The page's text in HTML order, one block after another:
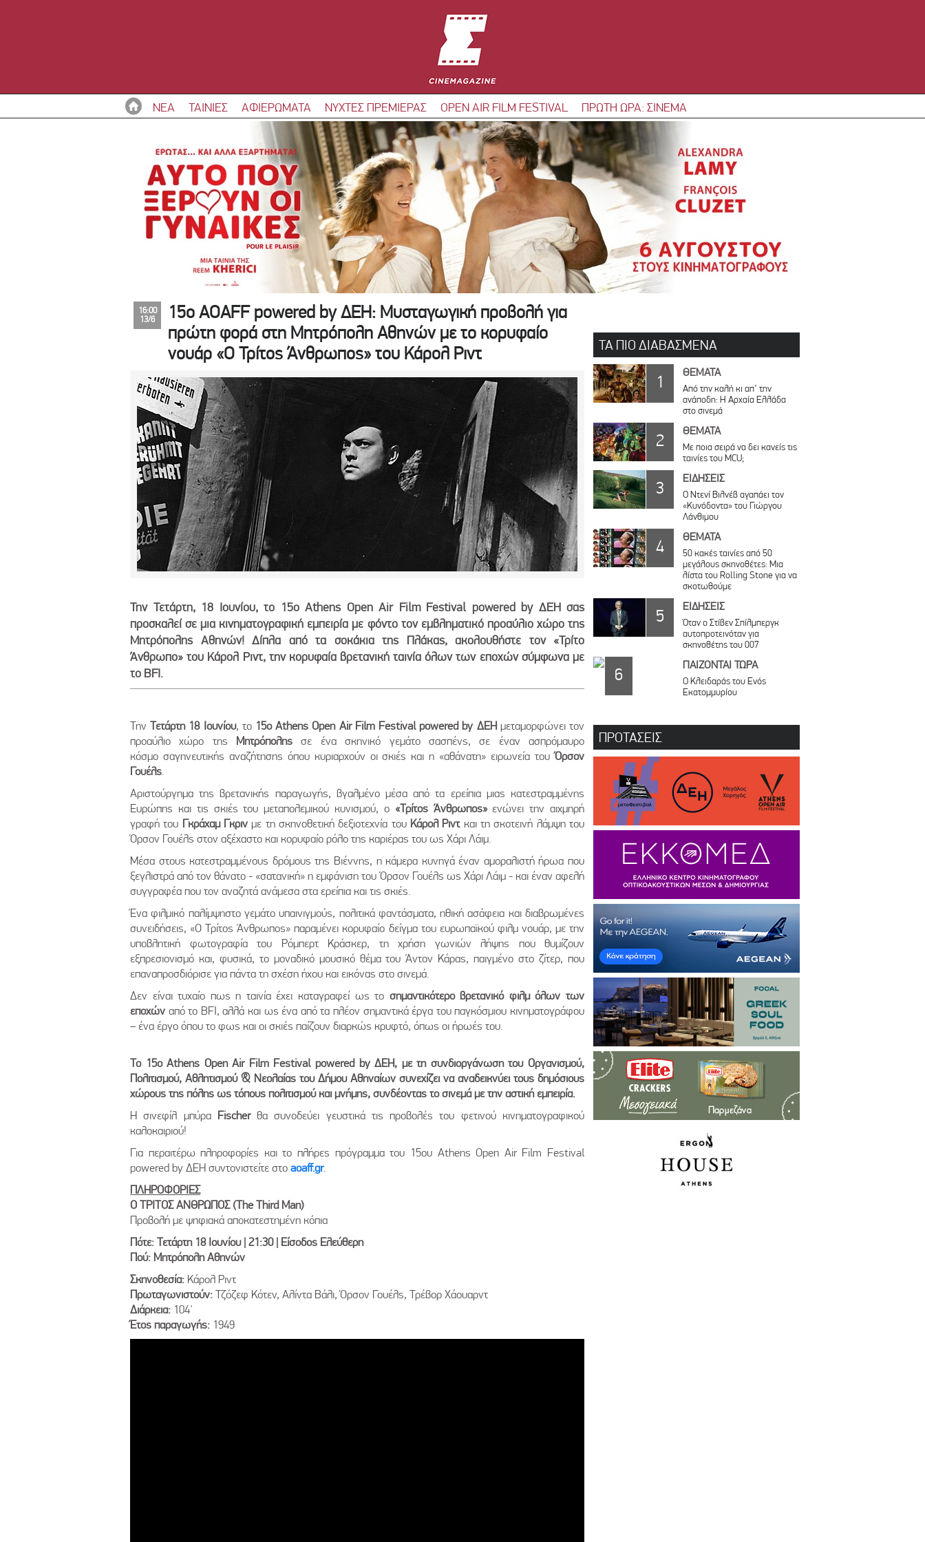
ΝΕΑ ΤΑΙΝΙΕΣ ΑΦΙΕΡΩΜΑΤΑ ΝΥΧΤΕΣ ΠΡΕΜΙΕΡΑΣ OPEN AIR FILM FESTIVAL ΠΡΩΤΗ ΩΡΑ: ΣΙΝΕΜΑ
16:00
13/6
15ο AOAFF powered by ΔΕΗ: Μυσταγωγική προβολή για
πρώτη φορά στη Μητρόπολη Αθηνών με το κορυφαίο
νουάρ «Ο Τρίτος Άνθρωπος» του Κάρολ Ριντ
Την Τετάρτη, 18 Ιουνίου, το 15ο Athens Open Air Film Festival powered by ΔΕΗ σας
προσκαλεί σε μια κινηματογραφική εμπειρία με φόντο τον εμβληματικό προαύλιο χώρο της
Μητρόπολης Αθηνών! Δίπλα από τα σοκάκια της Πλάκας, ακολουθήστε τον «Τρίτο
Άνθρωπο» του Κάρολ Ριντ, την κορυφαία βρετανική ταινία όλων των εποχών σύμφωνα με
το BFI.
ΤηνΤετάρτη 18 Ιουνίου, το 15ο Athens Open Air Film Festival powered by ΔΕΗμεταμορφώνει τον
προαύλιο χώρο της Μητρόποληςσε ένα σκηνικό γεμάτο σασπένς, σε έναν ασπρόμαυρο
κόσμο σαγηνευτικής αναζήτησης όπου κυριαρχούν οι σκιές και η «αθάνατη» ειρωνεία τουΌρσον
Γουέλς.
Αριστούργημα της βρετανικής παραγωγής, βγαλμένο μέσα από τα ερείπια μιας κατεστραμμένης
Ευρώπης και τις σκιές του μεταπολεμικού κυνισμού, ο «Τρίτος Άνθρωπος» ενώνει την αιχμηρή
γραφή του Γκράχαμ Γκρινμε τη σκηνοθετική δεξιοτεχνία του Κάρολ Ριντ και τη σκοτεινή λάμψη του
Όρσον Γουέλς στον αξέχαστο και κορυφαίο ρόλο της καριέρας του ως Χάρι Λάιμ.
Μέσα στους κατεστραμμένους δρόμους της Βιέννης, η κάμερα κυνηγά έναν αμοραλιστή ήρωα που
ξεγλιστρά από τον θάνατο - «σατανική» η εμφάνιση του Όρσον Γουέλς ως Χάρι Λάιμ - και έναν αφελή
συγγραφέα που τον αναζητά ανάμεσα στα ερείπια και τις σκιές.
Ένα φιλμικό παλίμψηστο γεμάτο υπαινιγμούς, πολιτικά φαντάσματα, ηθική ασάφεια και διαβρωμένες
συνειδήσεις, «Ο Τρίτος Άνθρωπος» παραμένει κορυφαίο δείγμα του ευρωπαϊκού φιλμ νουάρ, με την
υποβλητική φωτογραφία του Ρόμπερτ Κράσκερ, τη χρήση γωνιών λήψης που θυμίζουν
εξπρεσιονισμό και, φυσικά, το μοναδικό μουσικό θέμα του Άντον Κάρας, παιγμένο στο ζίτερ, που
επαναπροσδιόρισε για πάντα τη σχέση ήχου και εικόνας στο σινεμά.
Δεν είναι τυχαίο πως η ταινία έχει καταγραφεί ως το σημαντικότερο βρετανικό φιλμ όλων των
εποχών από το BFI, αλλά και ως ένα από τα πλέον σημαντικά έργα του παγκόσμιου κινηματογράφου
– ένα έργο όπου το φως και οι σκιές παίζουν διαρκώς κρυφτό, όπως οι ήρωές του.
Το 15ο Athens Open Air Film Festival powered by ΔΕΗ, με τη συνδιοργάνωση του Οργανισμού,
Πολιτισμού, Αθλητισμού & Νεολαίας του Δήμου Αθηναίων συνεχίζει να αναδεικνύει τους δημόσιους
χώρους της πόλης ως τόπους πολιτισμού και μνήμης, συνδέοντας το σινεμά με την αστική εμπειρία.
H σινεφίλ μπύρα Fischerθα συνοδεύει γευστικά τις προβολές του φετινού κινηματογραφικού
καλοκαιριού!
Για περαιτέρω πληροφορίες και το πλήρες πρόγραμμα του 15ου Athens Open Air Film Festival
powered by ΔΕΗ συντονιστείτε στo aoaff.gr.
ΠΛΗΡΟΦΟΡΙΕΣ
Ο ΤΡΙΤΟΣ ΑΝΘΡΩΠΟΣ (The Third Man)
Προβολή με ψηφιακά αποκατεστημένη κόπια
Πότε: Τετάρτη 18 Ιουνίου | 21:30 | Είσοδος Ελεύθερη
Πού: Μητρόπολη Αθηνών
Σκηνοθεσία: Κάρολ Ριντ
Πρωταγωνιστούν: Τζόζεφ Κότεν, Αλίντα Βάλι, Όρσον Γουέλς, Τρέβορ Χάουαρντ
Διάρκεια: 104'
Έτος παραγωγής: 1949
ΤΑ ΠΙΟ ΔΙΑΒΑΣΜΕΝΑ
1 ΘΕΜΑΤΑ
Από την καλή κι απ’ την
ανάποδη: Η Αρχαία Ελλάδα
στο σινεμά
2 ΘΕΜΑΤΑ
Με ποια σειρά να δει κανείς τις
ταινίες του MCU;
3 ΕΙΔΗΣΕΙΣ
Ο Ντενί Βιλνέβ αγαπάει τον
«Κυνόδοντα» του Γιώργου
Λάνθιμου
4 ΘΕΜΑΤΑ
50 κακές ταινίες από 50
μεγάλους σκηνοθέτες: Μια
λίστα του Rolling Stone για να
σκοτωθούμε
5 ΕΙΔΗΣΕΙΣ
Όταν ο Στίβεν Σπίλμπεργκ
αυτοπροτεινόταν για
σκηνοθέτης του 007
6 ΠΑΙΖΟΝΤΑΙ ΤΩΡΑ
Ο Κλειδαράς του Ενός
Εκατομμυρίου
ΠΡΟΤΑΣΕΙΣ